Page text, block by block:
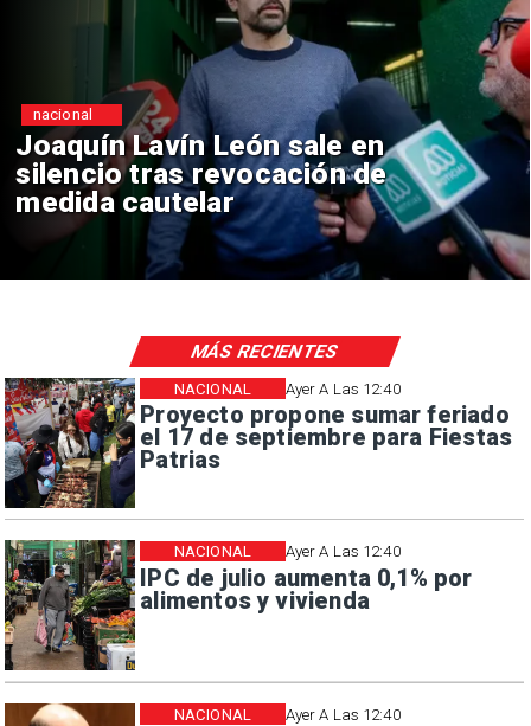
Chile y Venezuela formalizan
reinicio de relaciones
consulares
nacional
Ayer A Las 12:40
Proyecto propone sumar feriado
el 17 de septiembre para Fiestas
Patrias
NACIONAL
Ayer A Las 12:40
IPC de julio aumenta 0,1% por
alimentos y vivienda
NACIONAL
Ayer A Las 12:40
NACIONAL
MÁS RECIENTES